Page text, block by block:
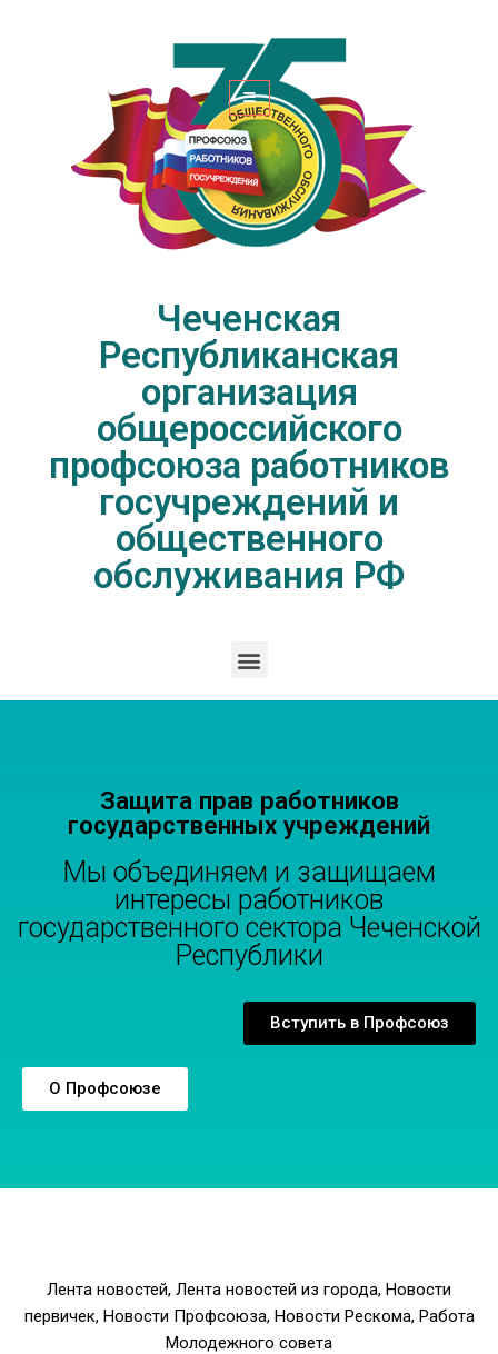
Чеченская Республиканская
организация общероссийского
профсоюза работников
госучреждений и общественного
обслуживания РФ
Чеченская
Республиканская
организация
общероссийского
профсоюза работников
госучреждений и
общественного
обслуживания РФ
Защита прав работников
государственных учреждений
Мы объединяем и защищаем
интересы работников
государственного сектора Чеченской
Республики
Вступить в Профсоюз
О Профсоюзе
Лента новостей, Лента новостей из города, Новости
первичек, Новости Профсоюза, Новости Рескома, Работа
Молодежного совета